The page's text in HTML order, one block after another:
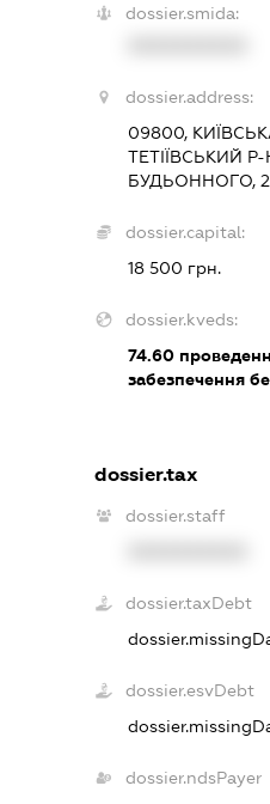
dossier.smida:
dossier.address:
09800,
ТЕТІЇВСЬКИЙ Р-
БУДЬОННОГО,
dossier.capital:
18 500 грн.
dossier.kveds:
74.60
забезпечення
dossier.tax
dossier.staff
dossier.taxDebt
dossier.esvDebt
dossier.ndsPayer